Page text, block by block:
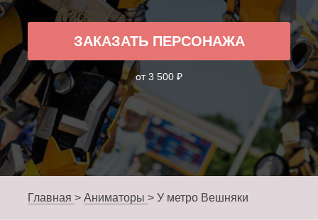
ЗАКАЗАТЬ ПЕРСОНАЖА
от 3 500 ₽
Главная > Аниматоры > У метро Вешняки